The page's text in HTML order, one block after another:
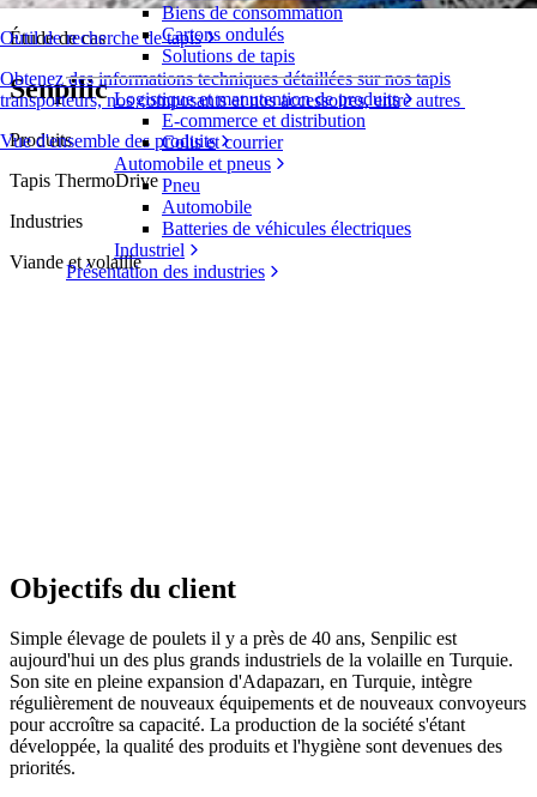
Outil de recherche de tapis
Obtenez des informations techniques détaillées sur nos tapis
transporteurs, nos composants et nos accessoires, entre autres
Vue d'ensemble des produits
Biens de consommation
Cartons ondulés
Solutions de tapis
Logistique et manutention de produits
E-commerce et distribution
Colis et courrier
Automobile et pneus
Pneu
Automobile
Batteries de véhicules électriques
Industriel
Présentation des industries
Étude de cas
Senpilic
Produits
Tapis ThermoDrive
Industries
Viande et volaille
Objectifs du client
Simple élevage de poulets il y a près de 40 ans, Senpilic est
aujourd'hui un des plus grands industriels de la volaille en Turquie.
Son site en pleine expansion d'Adapazarı, en Turquie, intègre
régulièrement de nouveaux équipements et de nouveaux convoyeurs
pour accroître sa capacité. La production de la société s'étant
développée, la qualité des produits et l'hygiène sont devenues des
priorités.